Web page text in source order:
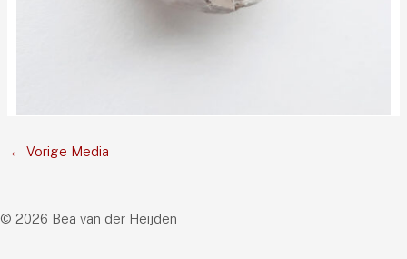
← Vorige Media
© 2026 Bea van der Heijden